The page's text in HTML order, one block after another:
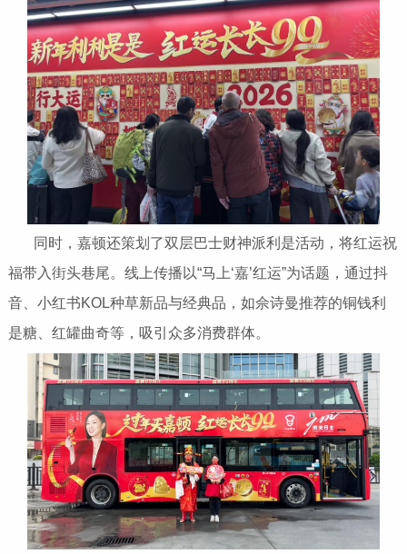
同时，嘉顿还策划了双层巴士财神派利是活动，将红运祝
福带入街头巷尾。线上传播以“马上‘嘉’红运”为话题，通过抖
音、小红书KOL种草新品与经典品，如佘诗曼推荐的铜钱利
是糖、红罐曲奇等，吸引众多消费群体。